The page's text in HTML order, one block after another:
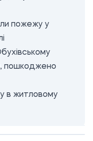
пожежу у
пошкоджено
в житловому